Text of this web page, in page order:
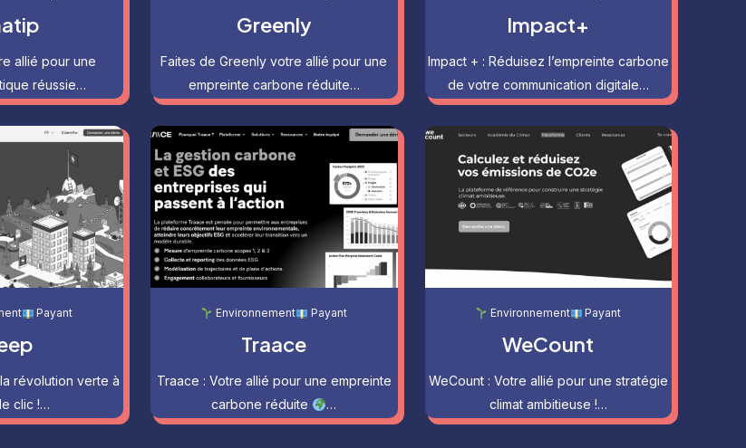
allié pour une
réussie…
Greenly
Faites de Greenly votre allié pour une
empreinte carbone réduite…
Impact+
Impact + : Réduisez l’empreinte carbone
de votre communication digitale…
Payant
révolution verte à
clic !…
Environnement Payant
Traace
Traace : Votre allié pour une empreinte
carbone réduite
…
Environnement Payant
WeCount
WeCount : Votre allié pour une stratégie
climat ambitieuse !…